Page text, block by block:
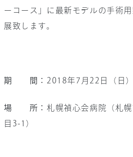
採用情報
ーコース」に最新モデルの手術
展致します。
期 間： 2018年7月22日（日
場 所： 札幌禎心会病院（札
目3-1）